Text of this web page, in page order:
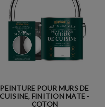
PEINTURE POUR MURS DE
CUISINE, FINITION MATE -
COTON